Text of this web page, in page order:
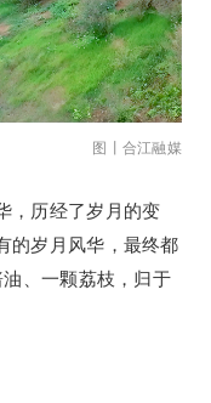
图丨合江融媒
，历经了岁月的变
的岁月风华，最终都
、一颗荔枝，归于